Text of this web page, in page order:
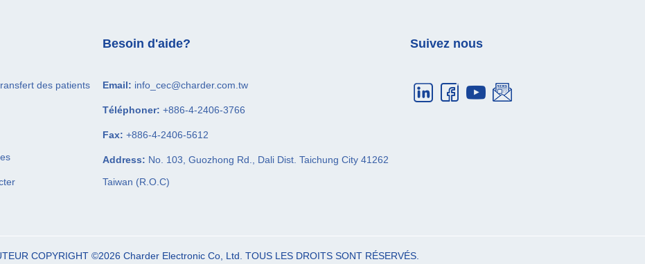
des patients
Besoin d'aide?
Email: info_cec@charder.com.tw
Téléphoner: +886-4-2406-3766
Fax: +886-4-2406-5612
Address: No. 103, Guozhong Rd., Dali Dist. Taichung City 41262
Taiwan (R.O.C)
Suivez nous
COPYRIGHT ©2026 Charder Electronic Co, Ltd. TOUS LES DROITS SONT RÉSERVÉS.